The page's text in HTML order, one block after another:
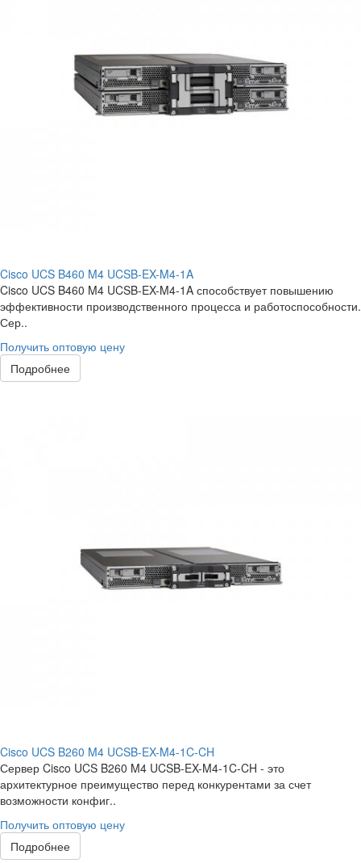
Cisco UCS B460 M4 UCSB-EX-M4-1A
Cisco UCS B460 M4 UCSB-EX-M4-1A способствует повышению
эффективности производственного процесса и работоспособности.
Сер..
Получить оптовую цену
Подробнее
Cisco UCS B260 M4 UCSB-EX-M4-1C-CH
Сервер Cisco UCS B260 M4 UCSB-EX-M4-1C-CH - это
архитектурное преимущество перед конкурентами за счет
возможности конфиг..
Получить оптовую цену
Подробнее